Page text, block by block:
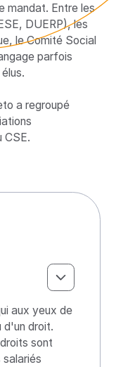
mandat. Entre les
DUERP), les
le Comité Social
parfois
a regroupé
CSE.
aux yeux de
d'un droit.
sont